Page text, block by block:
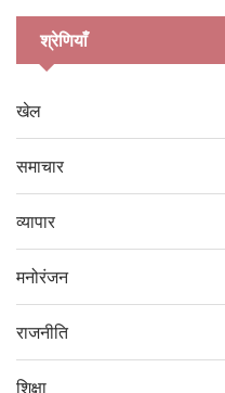
श्रेणियाँ
खेल
समाचार
व्यापार
मनोरंजन
राजनीति
शिक्षा